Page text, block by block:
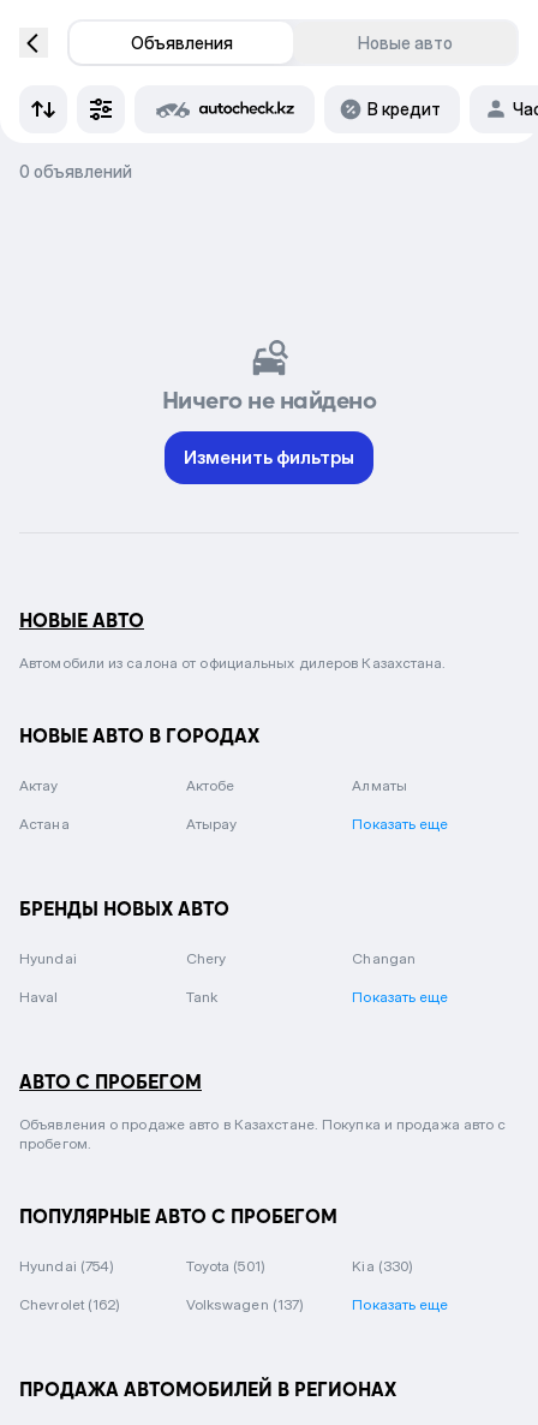
Объявления Новые авто
В кредит
0 объявлений
Ничего не найдено
Изменить фильтры
НОВЫЕ АВТО
Автомобили из салона от официальных дилеров Казахстана.
НОВЫЕ АВТО В ГОРОДАХ
Актау Актобе Алматы
Астана Атырау Показать еще
БРЕНДЫ НОВЫХ АВТО
Hyundai Chery Changan
Haval Tank Показать еще
АВТО С ПРОБЕГОМ
Объявления о продаже авто в Казахстане. Покупка и продажа авто с
пробегом.
ПОПУЛЯРНЫЕ АВТО С ПРОБЕГОМ
Hyundai (754) Toyota (501) Kia (330)
Chevrolet (162) Volkswagen (137) Показать еще
ПРОДАЖА АВТОМОБИЛЕЙ В РЕГИОНАХ